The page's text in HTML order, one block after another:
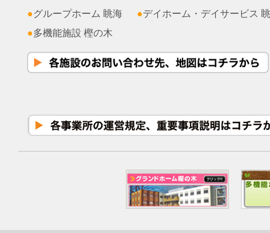
●グループホーム 眺海 ●デイホーム・デイサービス
●多機能施設 樫の木